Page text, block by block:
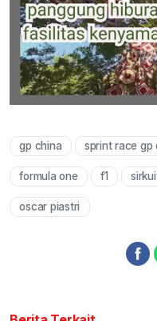
gp china sprint race gp
formula one f1
oscar piastri